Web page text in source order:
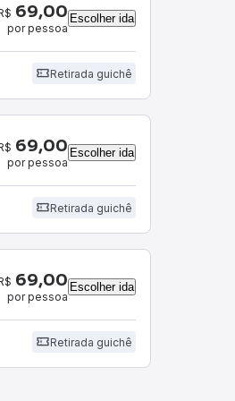
69,00
por pessoa
Escolher ida
Retirada guichê
69,00
por pessoa
Escolher ida
Retirada guichê
69,00
por pessoa
Escolher ida
Retirada guichê